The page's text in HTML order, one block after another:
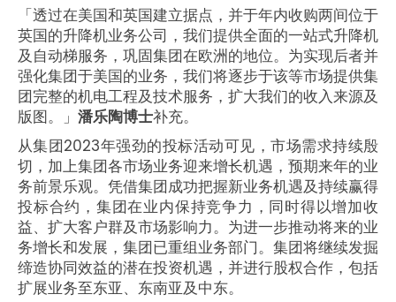
「透过在美国和英国建立据点，并于年内收购两间位于
英国的升降机业务公司，我们提供全面的一站式升降机
及自动梯服务，巩固集团在欧洲的地位。为实现后者并
强化集团于美国的业务，我们将逐步于该等市场提供集
团完整的机电工程及技术服务，扩大我们的收入来源及
版图。」 潘乐陶博士补充。
从集团2023年强劲的投标活动可见，市场需求持续殷
切，加上集团各市场业务迎来增长机遇，预期来年的业
务前景乐观。凭借集团成功把握新业务机遇及持续赢得
投标合约，集团在业内保持竞争力，同时得以增加收
益、扩大客户群及市场影响力。为进一步推动将来的业
务增长和发展，集团已重组业务部门。集团将继续发掘
缔造协同效益的潜在投资机遇，并进行股权合作，包括
扩展业务至东亚、东南亚及中东。